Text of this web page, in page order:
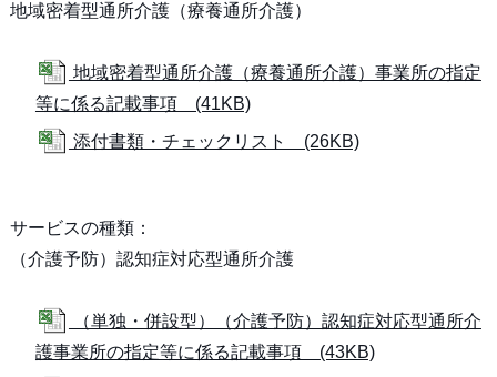
地域密着型通所介護（療養通所介護）
地域密着型通所介護（療養通所介護）事業所の指定
等に係る記載事項 (41KB)
添付書類・チェックリスト (26KB)
サービスの種類：
（介護予防）認知症対応型通所介護
（単独・併設型）（介護予防）認知症対応型通所介
護事業所の指定等に係る記載事項 (43KB)